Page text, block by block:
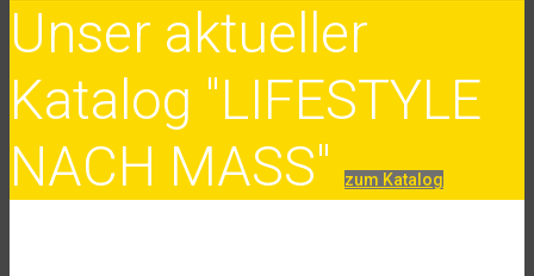
Unser aktueller
Katalog "LIFESTYLE
NACH MASS"
zum Katalog